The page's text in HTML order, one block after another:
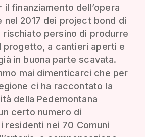
il finanziamento dell’opera
nel 2017 dei project bond di
rischiato persino di produrre
progetto, a cantieri aperti e
in buona parte scavata.
mai dimenticarci che per
ci ha raccontato la
della Pedemontana
certo numero di
residenti nei 70 Comuni